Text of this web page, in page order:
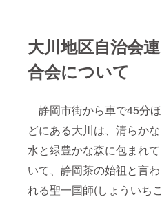
大川地区自治会連
合会について
静岡市街から車で45分ほ
どにある大川は、清らかな
水と緑豊かな森に包まれて
いて、静岡茶の始祖と言わ
れる聖一国師(しょういちこ